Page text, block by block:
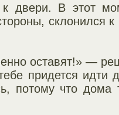
двери. В этот
склонился
оставят!» —
придется идти
потому что